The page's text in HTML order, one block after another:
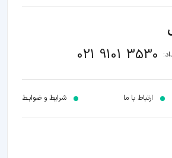
021 9101 3530
ارتباط با ما شرایط و ضوابـط